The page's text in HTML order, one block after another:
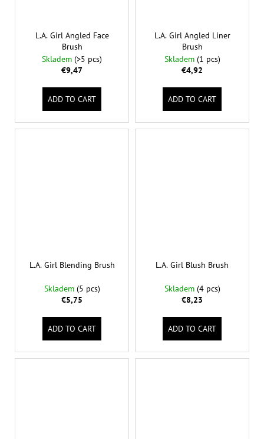
L.A. Girl Angled Face
Brush
Skladem (>5 pcs)
€9,47
ADD TO CART
L.A. Girl Angled Liner
Brush
Skladem (1 pcs)
€4,92
ADD TO CART
L.A. Girl Blending Brush
Skladem (5 pcs)
€5,75
ADD TO CART
L.A. Girl Blush Brush
Skladem (4 pcs)
€8,23
ADD TO CART